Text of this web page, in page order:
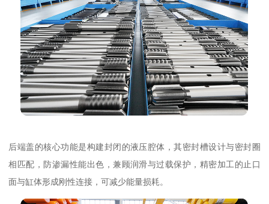
后端盖的核心功能是构建封闭的液压腔体，其密封槽设计与密封圈
相匹配，防渗漏性能出色，兼顾润滑与过载保护，精密加工的止口
面与缸体形成刚性连接，可减少能量损耗。